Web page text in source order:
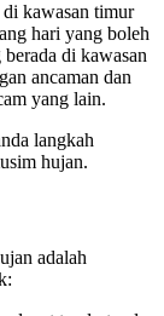
kawasan timur
hari yang boleh
di kawasan
ancaman dan
yang lain.
langkah
hujan.
adalah